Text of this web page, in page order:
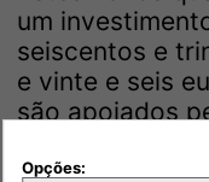
um
seiscentos e
e vinte e seis
são apoiados
Opções: